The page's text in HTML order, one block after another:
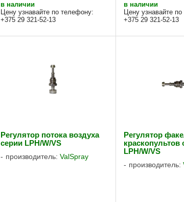
в наличии
Цену узнавайте по телефону:
+375 29 321-52-13
в наличии
Цену узнавайте
+375 29 321-52-13
Регулятор потока воздуха
серии LPH/W/VS
производитель: ValSpray
Регулятор
краскопультов
LPH/W/VS
производитель: